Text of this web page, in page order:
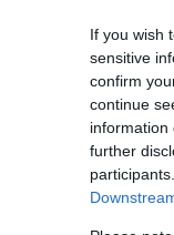
If you wish
sensitive
confirm
continue
information
further